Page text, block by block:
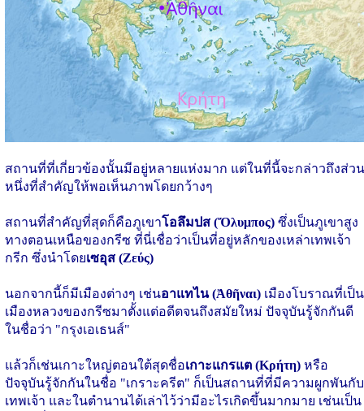
สถานที่ที่เกี่ยวข้องนั้นมีอยู่หลายแห่งมาก แต่ในที่นี้จะกล่าวถึงส่วน
หนึ่งที่สำคัญให้พอเห็นภาพโดยกว้างๆ
สถานที่สำคัญที่สุดก็คือภูเขาโอลึมปส (Ὄλυμπος) ซึ่งเป็นภูเขาสูง
ทางตอนเหนือของกรีซ ที่นี่เชื่อว่าเป็นที่อยู่หลักของเหล่าเทพเจ้า
กรีก ซึ่งนำโดยเซอุส (Ζεύς)
นอกจากนี้ก็มีเมืองต่างๆ เช่นอาแทไน (Ἀθῆναι) เมืองโบราณที่เป็น
เมืองหลวงของกรีซมาตั้งแต่อดีตจนถึงสมัยใหม่ ปัจจุบันรู้จักกันดี
ในชื่อว่า "กรุงเอเธนส์"
แล้วก็เช่นเกาะใหญ่ตอนใต้สุดชื่อเกาะแกรแต (Κρήτη) หรือ
ปัจจุบันรู้จักกันในชื่อ "เกราะครีต" ก็เป็นสถานที่ที่มีความผูกพันกับ
เทพเจ้า และในตำนานได้เล่าไว้ว่ามีอะไรเกิดขึ้นมากมาย เช่นเป็น